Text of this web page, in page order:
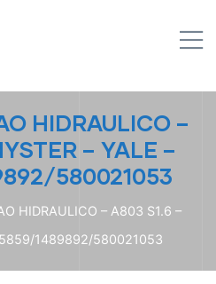
HIDRAULICO –
– YALE –
580021053
HIDRAULICO – A803 S1.6 –
1489892/580021053